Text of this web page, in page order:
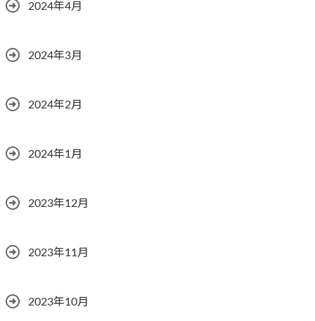
2024年4月
2024年3月
2024年2月
2024年1月
2023年12月
2023年11月
2023年10月